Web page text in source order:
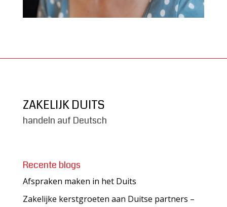
ZAKELIJK DUITS
handeln auf Deutsch
Recente blogs
Afspraken maken in het Duits
Zakelijke kerstgroeten aan Duitse partners –